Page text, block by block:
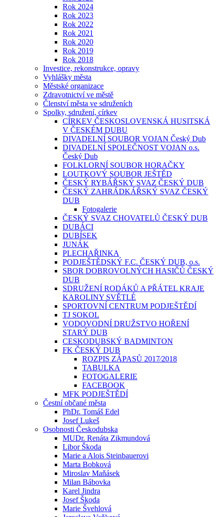
Rok 2024
Rok 2023
Rok 2022
Rok 2021
Rok 2020
Rok 2019
Rok 2018
Investice, rekonstrukce, opravy
Vyhlášky města
Městské organizace
Zdravotnictví ve městě
Členství města ve sdruženích
Spolky, sdružení, církev
CÍRKEV ČESKOSLOVENSKÁ HUSITSKÁ
V ČESKÉM DUBU
DIVADELNÍ SOUBOR VOJAN Český Dub
DIVADELNÍ SPOLEČNOST VOJAN o.s.
Český Dub
FOLKLORNÍ SOUBOR HORAČKY
LOUTKOVÝ SOUBOR JEŠTĚD
ČESKÝ RYBÁŘSKÝ SVAZ ČESKÝ DUB
ČESKÝ ZAHRÁDKÁŘSKÝ SVAZ ČESKÝ
DUB
Fotogalerie
ČESKÝ SVAZ CHOVATELŮ ČESKÝ DUB
DUBÁCI
DUBÍSEK
JUNÁK
PLECHAŘINKA
PODJEŠTĚDSKÝ F.C. ČESKÝ DUB, o.s.
SBOR DOBROVOLNÝCH HASIČŮ ČESKÝ
DUB
SDRUŽENÍ RODÁKŮ A PŘÁTEL KRAJE
KAROLINY SVĚTLÉ
SPORTOVNÍ CENTRUM PODJEŠTĚDÍ
TJ SOKOL
VODOVODNÍ DRUŽSTVO HOŘENÍ
STARÝ DUB
CESKODUBSKÝ BADMINTON
FK ČESKÝ DUB
ROZPIS ZÁPASŮ 2017⁄2018
TABULKA
FOTOGALERIE
FACEBOOK
MFK PODJEŠTĚDÍ
Čestní občané města
PhDr. Tomáš Edel
Josef Lukeš
Osobnosti Českodubska
MUDr. Renáta Zikmundová
Libor Škoda
Marie a Alois Steinbauerovi
Marta Bobková
Miroslav Maňásek
Milan Bábovka
Karel Jindra
Josef Škoda
Marie Švehlová